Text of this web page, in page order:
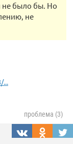
не было бы. Но
не
...
проблема (3)